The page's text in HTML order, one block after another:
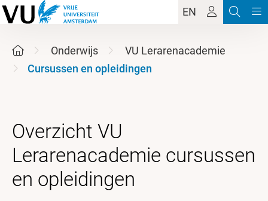
EN
Onderwijs
VU Lerarenacademie
Cursussen en opleidingen
Overzicht VU
Lerarenacademie cursussen